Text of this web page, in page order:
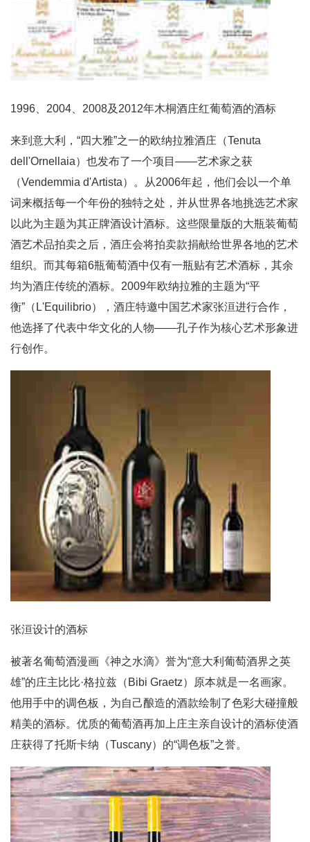
1996、2004、2008及2012年木桐酒庄红葡萄酒的酒标
来到意大利，“四大雅”之一的欧纳拉雅酒庄（Tenuta
dell'Ornellaia）也发布了一个项目——艺术家之获
（Vendemmia d'Artista）。从2006年起，他们会以一个单
词来概括每一个年份的独特之处，并从世界各地挑选艺术家
以此为主题为其正牌酒设计酒标。这些限量版的大瓶装葡萄
酒艺术品拍卖之后，酒庄会将拍卖款捐献给世界各地的艺术
组织。而其每箱6瓶葡萄酒中仅有一瓶贴有艺术酒标，其余
均为酒庄传统的酒标。2009年欧纳拉雅的主题为“平
衡”（L'Equilibrio），酒庄特邀中国艺术家张洹进行合作，
他选择了代表中华文化的人物——孔子作为核心艺术形象进
行创作。
张洹设计的酒标
被著名葡萄酒漫画《神之水滴》誉为“意大利葡萄酒界之英
雄”的庄主比比·格拉兹（Bibi Graetz）原本就是一名画家。
他用手中的调色板，为自己酿造的酒款绘制了色彩大碰撞般
精美的酒标。优质的葡萄酒再加上庄主亲自设计的酒标使酒
庄获得了托斯卡纳（Tuscany）的“调色板”之誉。